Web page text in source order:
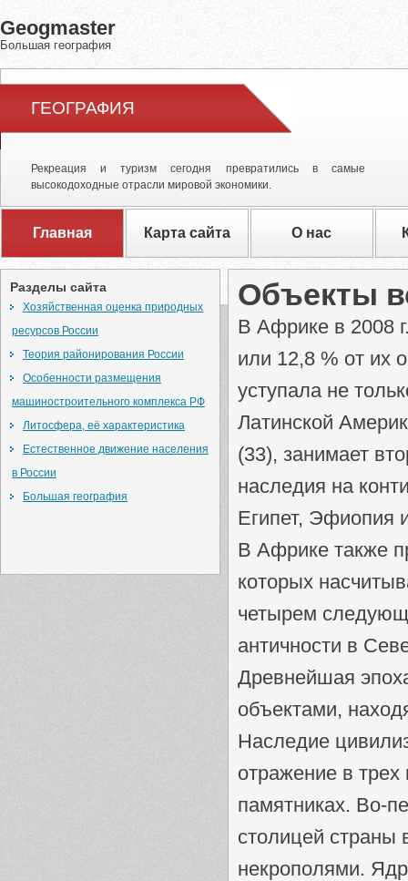
Geogmaster
Большая география
ГЕОГРАФИЯ
Рекреация и туризм сегодня превратились в самые
высокодоходные отрасли мировой экономики.
Главная Карта сайта О нас
Объекты
В Африке в 2008
или 12,8 % от их
уступала не
Латинской
(33), занимает
наследия на
Египет, Эфиопия
В Африке также
которых
четырем
античности в
Древнейшая
объектами,
Наследие
отражение в трех
памятниках. Во-
столицей страны
некрополями.
Разделы сайта
Хозяйственная оценка природных
ресурсов России
Теория районирования России
Особенности размещения
машиностроительного комплекса РФ
Литосфера, её характеристика
Естественное движение населения
в России
Большая география